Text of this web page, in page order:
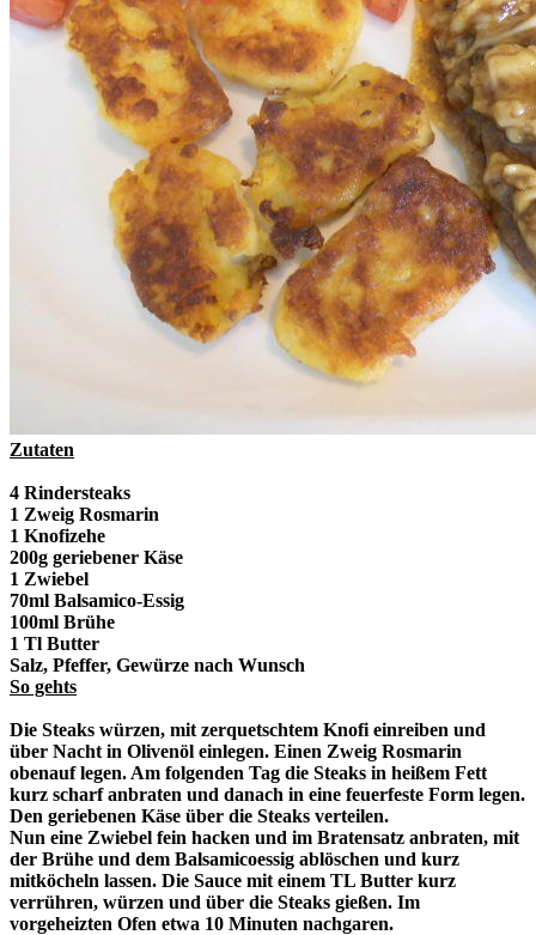
Zutaten
4 Rindersteaks
1 Zweig Rosmarin
1 Knofizehe
200g geriebener Käse
1 Zwiebel
70ml Balsamico-Essig
100ml Brühe
1 Tl Butter
Salz, Pfeffer, Gewürze nach Wunsch
So gehts
Die Steaks würzen, mit zerquetschtem Knofi einreiben und
über Nacht in Olivenöl einlegen. Einen Zweig Rosmarin
obenauf legen. Am folgenden Tag die Steaks in heißem Fett
kurz scharf anbraten und danach in eine feuerfeste Form legen.
Den geriebenen Käse über die Steaks verteilen.
Nun eine Zwiebel fein hacken und im Bratensatz anbraten, mit
der Brühe und dem Balsamicoessig ablöschen und kurz
mitköcheln lassen. Die Sauce mit einem TL Butter kurz
verrühren, würzen und über die Steaks gießen. Im
vorgeheizten Ofen etwa 10 Minuten nachgaren.